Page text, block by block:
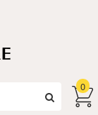
0